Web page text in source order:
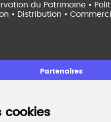
cookies
du Patrimoine •
• Distribution •
Partenaires
professionnel